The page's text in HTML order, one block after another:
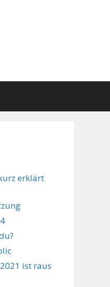
erklärt
ist raus